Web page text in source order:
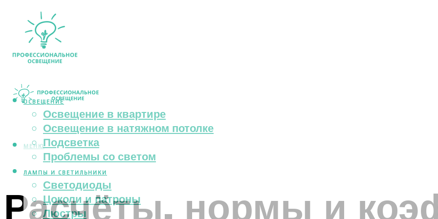
ОСВЕЩЕНИЕ
Освещение в квартире
Освещение в натяжном потолке
Подсветка
Проблемы со светом
ЛАМПЫ И СВЕТИЛЬНИКИ
Светодиоды
Цоколи и патроны
Люстры
МЕНЮ
Расчёты, нормы и